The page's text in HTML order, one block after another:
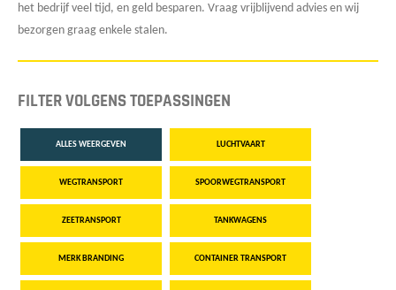
het bedrijf veel tijd, en geld besparen. Vraag vrijblijvend advies en wij
bezorgen graag enkele stalen.
FILTER VOLGENS TOEPASSINGEN
ALLES WEERGEVEN LUCHTVAART
WEGTRANSPORT SPOORWEGTRANSPORT
ZEETRANSPORT TANKWAGENS
MERK BRANDING CONTAINER TRANSPORT